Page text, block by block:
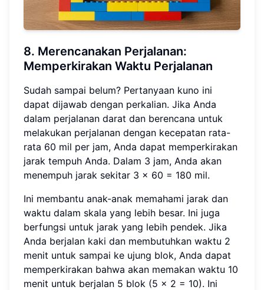
8. Merencanakan Perjalanan:
Memperkirakan Waktu Perjalanan
Sudah sampai belum? Pertanyaan kuno ini
dapat dijawab dengan perkalian. Jika Anda
dalam perjalanan darat dan berencana untuk
melakukan perjalanan dengan kecepatan rata-
rata 60 mil per jam, Anda dapat memperkirakan
jarak tempuh Anda. Dalam 3 jam, Anda akan
menempuh jarak sekitar 3 × 60 = 180 mil.
Ini membantu anak-anak memahami jarak dan
waktu dalam skala yang lebih besar. Ini juga
berfungsi untuk jarak yang lebih pendek. Jika
Anda berjalan kaki dan membutuhkan waktu 2
menit untuk sampai ke ujung blok, Anda dapat
memperkirakan bahwa akan memakan waktu 10
menit untuk berjalan 5 blok (5 x 2 = 10). Ini